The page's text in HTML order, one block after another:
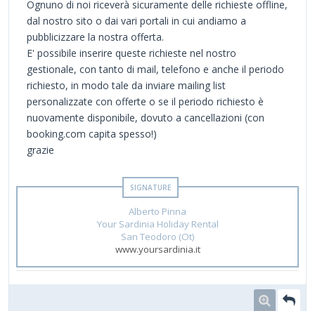
Ognuno di noi riceverà sicuramente delle richieste offline,
dal nostro sito o dai vari portali in cui andiamo a
pubblicizzare la nostra offerta.
E' possibile inserire queste richieste nel nostro
gestionale, con tanto di mail, telefono e anche il periodo
richiesto, in modo tale da inviare mailing list
personalizzate con offerte o se il periodo richiesto è
nuovamente disponibile, dovuto a cancellazioni (con
booking.com capita spesso!)
grazie
Alberto Pinna
Your Sardinia Holiday Rental
San Teodoro (Ot)
www.yoursardinia.it